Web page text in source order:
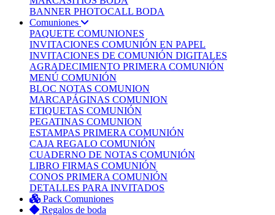
BANNER PHOTOCALL BODA
Comuniones
PAQUETE COMUNIONES
INVITACIONES COMUNIÓN EN PAPEL
INVITACIONES DE COMUNIÓN DIGITALES
AGRADECIMIENTO PRIMERA COMUNIÓN
MENÚ COMUNIÓN
BLOC NOTAS COMUNION
MARCAPÁGINAS COMUNION
ETIQUETAS COMUNIÓN
PEGATINAS COMUNION
ESTAMPAS PRIMERA COMUNIÓN
CAJA REGALO COMUNIÓN
CUADERNO DE NOTAS COMUNIÓN
LIBRO FIRMAS COMUNIÓN
CONOS PRIMERA COMUNIÓN
DETALLES PARA INVITADOS
Pack Comuniones
Regalos de boda